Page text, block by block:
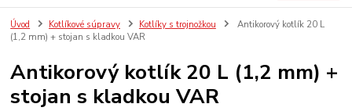
Úvod Kotlíkové súpravy Kotlíky s trojnožkou
Antikorový kotlík 20 L
(1,2 mm) + stojan s kladkou VAR
Antikorový kotlík 20 L (1,2 mm) +
stojan s kladkou VAR